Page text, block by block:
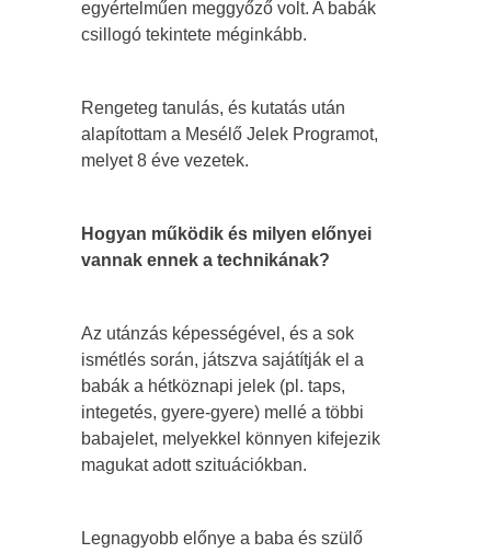
egyértelműen meggyőző volt. A babák
csillogó tekintete méginkább.
Rengeteg tanulás, és kutatás után
alapítottam a Mesélő Jelek Programot,
melyet 8 éve vezetek.
Hogyan működik és milyen előnyei
vannak ennek a technikának?
Az utánzás képességével, és a sok
ismétlés során, játszva sajátítják el a
babák a hétköznapi jelek (pl. taps,
integetés, gyere-gyere) mellé a többi
babajelet, melyekkel könnyen kifejezik
magukat adott szituációkban.
Legnagyobb előnye a baba és szülő